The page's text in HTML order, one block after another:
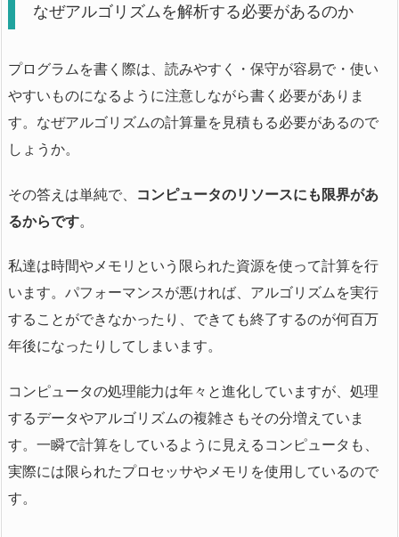
なぜアルゴリズムを解析する必要があるのか
プログラムを書く際は、読みやすく・保守が容易で・使い
やすいものになるように注意しながら書く必要がありま
す。なぜアルゴリズムの計算量を見積もる必要があるので
しょうか。
その答えは単純で、
コンピュータのリソースにも限界があ
るからです。
私達は時間やメモリという限られた資源を使って計算を行
います。パフォーマンスが悪ければ、アルゴリズムを実行
することができなかったり、できても終了するのが何百万
年後になったりしてしまいます。
コンピュータの処理能力は年々と進化していますが、処理
するデータやアルゴリズムの複雑さもその分増えていま
す。一瞬で計算をしているように見えるコンピュータも、
実際には限られたプロセッサやメモリを使用しているので
す。